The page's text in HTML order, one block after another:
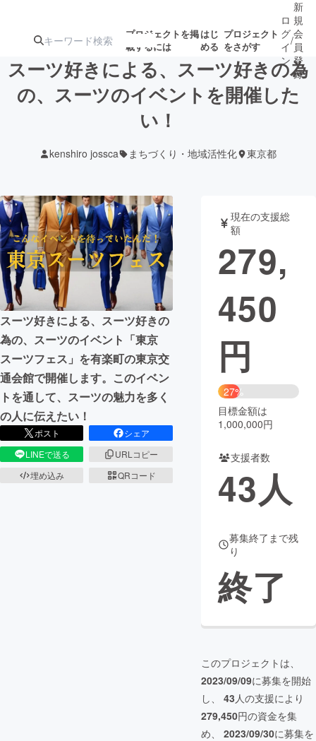
プロジェクトを掲
載するには
はじ
める
プロジェクト
をさがす
注目の新着プロ
テクノロジー・ガジェット
映像・映画 書籍・雑誌
ビジネス・起業 チャレンジ
まちづくり・地域活性化
CAMPFIRE for Social Good
CAMPFIRE Creation
CAMPFIREふるさと納税 machi-ya コミュニティ
ロ
グ
イ
ン
/
新
規
会
員
登
録
スーツ好きによる、スーツ好きの為
の、スーツのイベントを開催した
い！
kenshiro jossca まちづくり・地域活性化 東京都
スーツ好きによる、スーツ好きの
為の、スーツのイベント「東京
スーツフェス」を有楽町の東京交
通会館で開催します。このイベン
トを通して、スーツの魅力を多く
の人に伝えたい！
ポスト
シェア
LINEで送る
URLコピー
埋め込み
QRコード
現在の支援総
額
279,
450
円
27%
目標金額は
1,000,000円
支援者数
43人
募集終了まで残
り
終了
このプロジェクトは、
2023/09/09に募集を開始
し、 43人の支援により
279,450円の資金を集
め、 2023/09/30に募集を